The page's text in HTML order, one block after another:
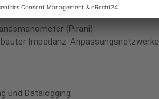
(Pirani)
Impedanz-Anpassungsnetzwerke
und Datalogging